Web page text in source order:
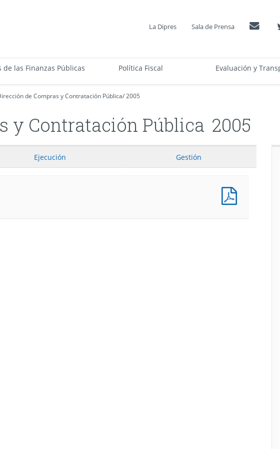
de las Finanzas Públicas Política Fiscal Evaluación y
La Dipres Sala de Prensa
de Compras y Contratación Pública/2005
y Contratación Pública 2005
Ejecución Gestión